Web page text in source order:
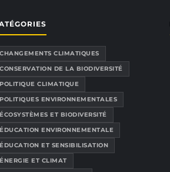
CHANGEMENTS CLIMATIQUES
CONSERVATION DE LA BIODIVERSITÉ
POLITIQUE CLIMATIQUE
POLITIQUES ENVIRONNEMENTALES
ÉCOSYSTÈMES ET BIODIVERSITÉ
ÉDUCATION ENVIRONNEMENTALE
ÉDUCATION ET SENSIBILISATION
ÉNERGIE ET CLIMAT